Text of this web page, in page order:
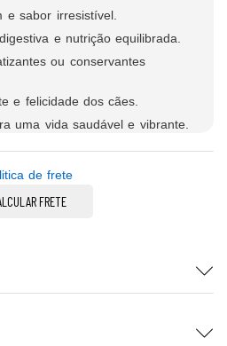
e sabor irresistível.
e nutrição equilibrada.
ou conservantes
e felicidade dos cães.
uma vida saudável e vibrante.
de frete
FRETE